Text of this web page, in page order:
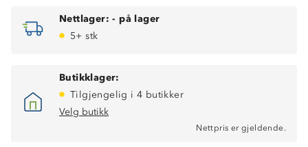
Nettlager: - på lager
5+ stk
Butikklager:
Tilgjengelig i 4 butikker
Velg butikk
Nettpris er gjeldende.